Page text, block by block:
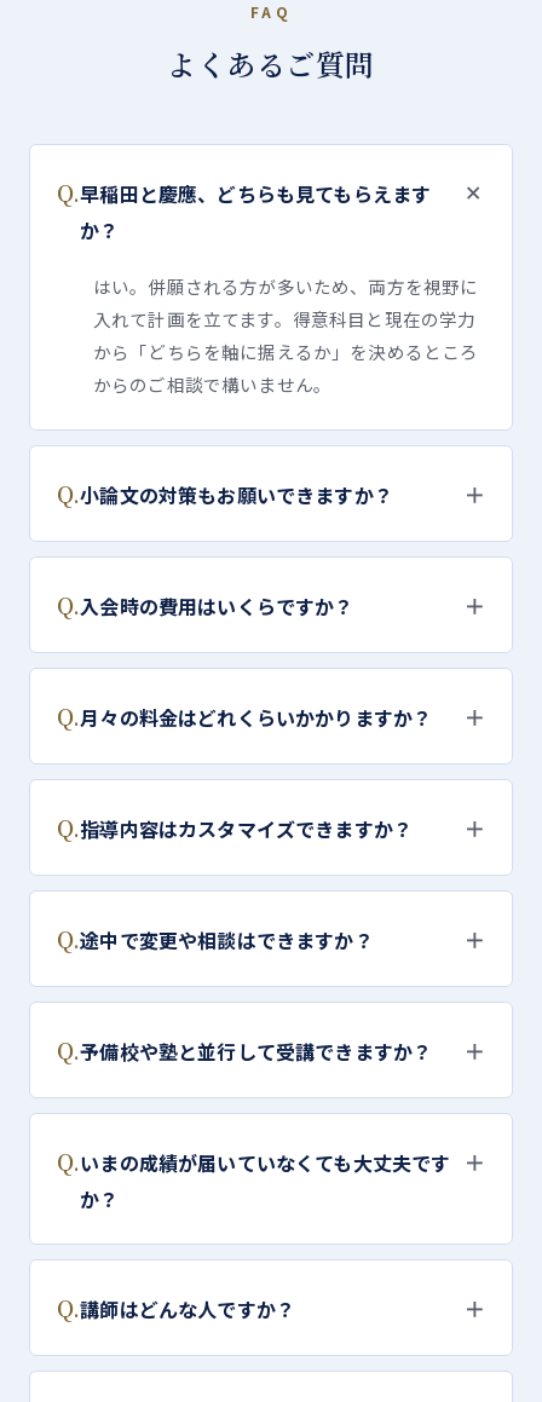
FAQ
よくあるご質問
Q.早稲田と慶應、どちらも見てもらえます
か？
＋
はい。併願される方が多いため、両方を視野に
入れて計画を立てます。得意科目と現在の学力
から「どちらを軸に据えるか」を決めるところ
からのご相談で構いません。
Q.小論文の対策もお願いできますか？ ＋
Q.入会時の費用はいくらですか？ ＋
Q.月々の料金はどれくらいかかりますか？ ＋
Q.指導内容はカスタマイズできますか？ ＋
Q.途中で変更や相談はできますか？ ＋
Q.予備校や塾と並行して受講できますか？ ＋
Q.いまの成績が届いていなくても大丈夫です
か？
＋
Q.講師はどんな人ですか？ ＋